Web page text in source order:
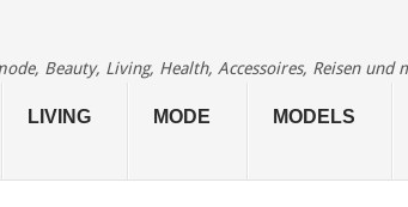
Beauty, Living, Health, Accessoires, Reisen und
LIVING MODE MODELS